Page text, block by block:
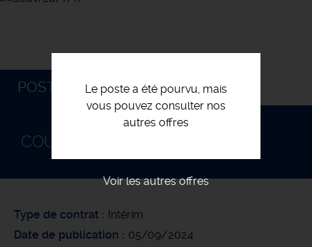
Le poste a été pourvu, mais
vous pouvez consulter nos
autres offres
Voir les autres offres
POSTULEZ
COUVREUR F/H
Type de contrat
Intérim
Date de publication
05/09/2024